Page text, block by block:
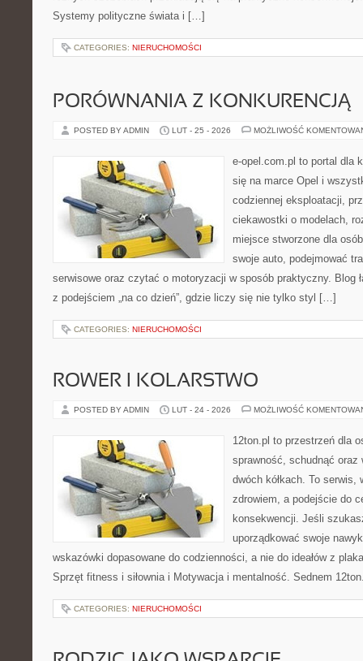
Systemy polityczne świata i […]
CATEGORIES: NIERUCHOMOŚCI
PORÓWNANIA Z KONKURENCJĄ
POSTED BY ADMIN LUT - 25 - 2026 MOŻLIWOŚĆ
e-opel.com.pl to portal dla
się na marce Opel i
codziennej eksploatacji,
ciekawostki o modelach,
miejsce stworzone dla
swoje auto, podejmować
serwisowe oraz czytać o motoryzacji w sposób praktyczny. Blog
z podejściem „na co dzień”, gdzie liczy się nie tylko styl […]
CATEGORIES: NIERUCHOMOŚCI
ROWER I KOLARSTWO
POSTED BY ADMIN LUT - 24 - 2026 MOŻLIWOŚĆ
12ton.pl to przestrzeń dla
sprawność, schudnąć oraz
dwóch kółkach. To
zdrowiem, a podejście do
konsekwencji. Jeśli
uporządkować swoje
wskazówki dopasowane do codzienności, a nie do ideałów z
Sprzęt fitness i siłownia i Motywacja i mentalność. Sednem
CATEGORIES: NIERUCHOMOŚCI